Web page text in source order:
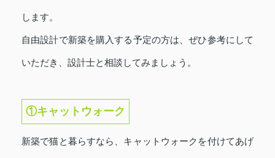
します。
自由設計で新築を購入する予定の方は、ぜひ参考にして
いただき、設計士と相談してみましょう。
①キャットウォーク
新築で猫と暮らすなら、キャットウォークを付けてあげ